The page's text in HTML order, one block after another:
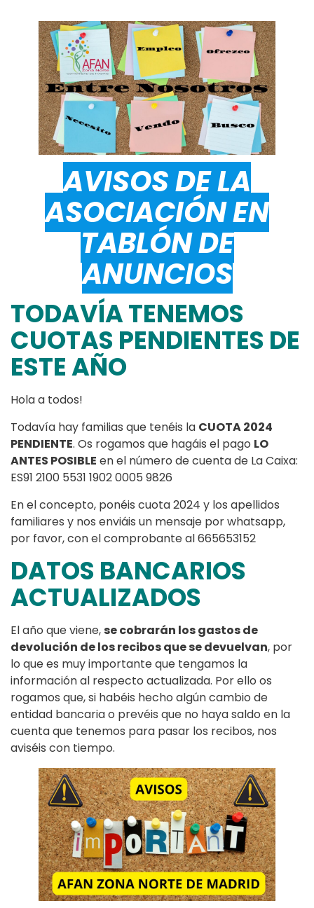
AVISOS DE LA
ASOCIACIÓN EN
TABLÓN DE
ANUNCIOS
TODAVÍA TENEMOS
CUOTAS PENDIENTES DE
ESTE AÑO
Hola a todos!
Todavía hay familias que tenéis la CUOTA 2024
PENDIENTE. Os rogamos que hagáis el pago LO
ANTES POSIBLE en el número de cuenta de La Caixa:
ES91 2100 5531 1902 0005 9826
En el concepto, ponéis cuota 2024 y los apellidos
familiares y nos enviáis un mensaje por whatsapp,
por favor, con el comprobante al 665653152
DATOS BANCARIOS
ACTUALIZADOS
El año que viene, se cobrarán los gastos de
devolución de los recibos que se devuelvan, por
lo que es muy importante que tengamos la
información al respecto actualizada. Por ello os
rogamos que, si habéis hecho algún cambio de
entidad bancaria o prevéis que no haya saldo en la
cuenta que tenemos para pasar los recibos, nos
aviséis con tiempo.